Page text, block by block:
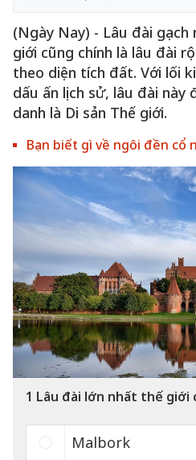
(Ngày Nay) - Lâu đài
giới cũng chính là lâu đài
theo diện tích đất. Với lối
dấu ấn lịch sử, lâu đài này
danh là Di sản Thế giới.
Bạn biết gì về ngôi đền cổ
1 Lâu đài lớn nhất thế giới
Malbork